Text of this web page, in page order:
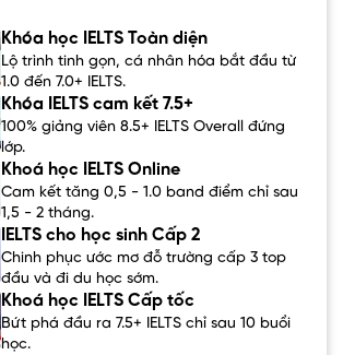
Khóa học IELTS Toàn diện
Lộ trình tinh gọn, cá nhân hóa bắt đầu từ
1.0 đến 7.0+ IELTS.
Khóa IELTS cam kết 7.5+
100% giảng viên 8.5+ IELTS Overall đứng
lớp.
Khoá học IELTS Online
Cam kết tăng 0,5 - 1.0 band điểm chỉ sau
1,5 - 2 tháng.
IELTS cho học sinh Cấp 2
Chinh phục ước mơ đỗ trường cấp 3 top
đầu và đi du học sớm.
Khoá học IELTS Cấp tốc
Bứt phá đầu ra 7.5+ IELTS chỉ sau 10 buổi
học.